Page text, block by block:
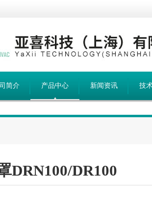
简介 产品中心 新闻资讯 技
DRN100/DR100